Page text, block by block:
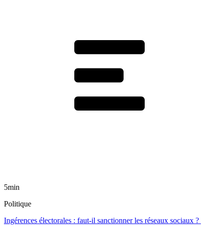
5min
Politique
Ingérences électorales : faut-il sanctionner les réseaux sociaux ?